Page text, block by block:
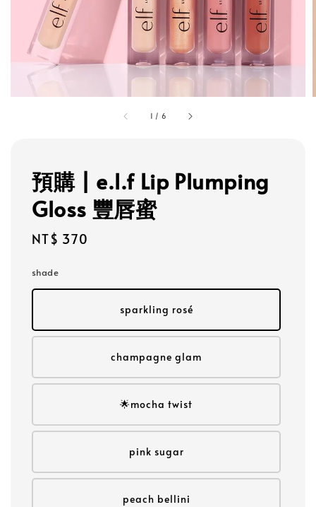
1 / 6
預購 | e.l.f Lip Plumping
Gloss 豐唇蜜
Regular
NT$ 370
shade
sparkling rosé
champagne glam
🌟mocha twist
pink sugar
peach bellini